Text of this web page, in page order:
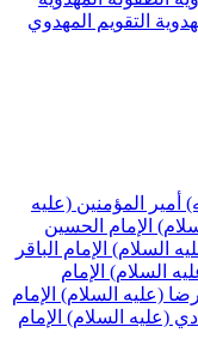
(عليه
الباقر
الإمام
الإمام